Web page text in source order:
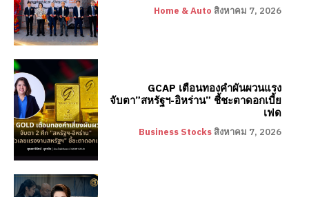
Home & Auto สิงหาคม 7, 2026
GCAP เตือนทองคำผันผวนแรง
จับตา”สหรัฐฯ-อิหร่าน” ชี้ชะตาดอกเบี้ย
เฟด
Business Stocks สิงหาคม 7, 2026